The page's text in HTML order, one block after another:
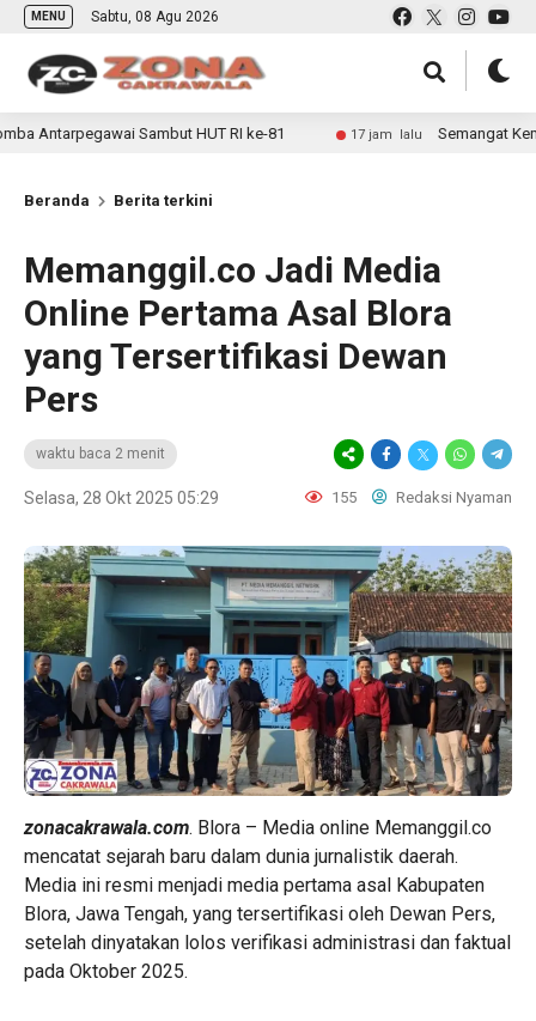
MENU Sabtu, 08 Agu 2026
Sambut HUT RI ke-81 17 jam lalu Semangat Kemerdekaan
Beranda Berita terkini
Memanggil.co Jadi Media
Online Pertama Asal Blora
yang Tersertifikasi Dewan
Pers
waktu baca 2 menit
Selasa, 28 Okt 2025 05:29 155 Redaksi Nyaman
zonacakrawala.com. Blora – Media online Memanggil.co
mencatat sejarah baru dalam dunia jurnalistik daerah.
Media ini resmi menjadi media pertama asal Kabupaten
Blora, Jawa Tengah, yang tersertifikasi oleh Dewan Pers,
setelah dinyatakan lolos verifikasi administrasi dan faktual
pada Oktober 2025.